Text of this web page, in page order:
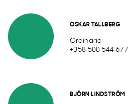
OSKAR TALLBERG
Ordinarie
+358 500 544 677
BJÖRN LINDSTRÖM